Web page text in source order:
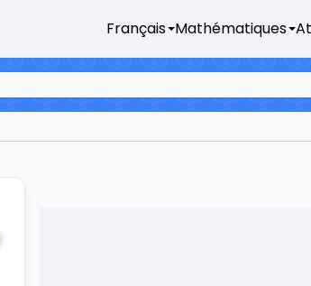
Français Mathématiques